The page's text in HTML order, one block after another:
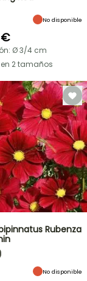
No disponible
€
Ø 3/4 cm
2 tamaños
Rubenza
No disponible